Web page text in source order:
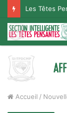
Accueil /